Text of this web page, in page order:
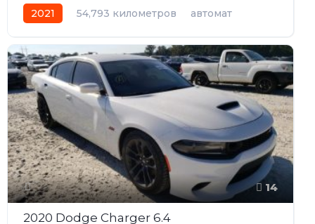
2021 54,793 километров
автомат
14
2020 Dodge Charger 6.4